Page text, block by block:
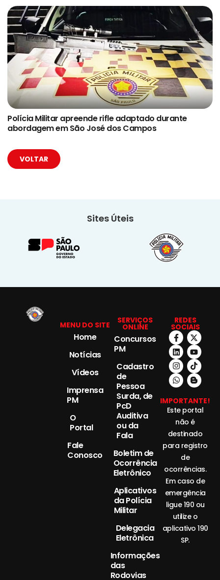
Polícia Militar apreende rifle adaptado durante
abordagem em São José dos Campos
VOLTAR
Sites Úteis
MENU DO SITE
Home
Notícias
Vídeos
Imprensa
PM
O
Portal
Fale
Conosco
SERVIÇOS
ONLINE
Concursos
PM
Cadastro
de
Pessoa
Surda, de
PcD
Auditiva
ou da
Fala
Boletim de
Ocorrência
Eletrônico
Aplicativos
da Polícia
Militar
Delegacia
Eletrônica
Informações
das
Rodovias
REDES
SOCIAIS
IMPORTANTE!
Este portal
não é
destinado
para registro
de
ocorrências.
Em caso de
emergência
ligue 190 ou
utilize o
aplicativo 190
SP.